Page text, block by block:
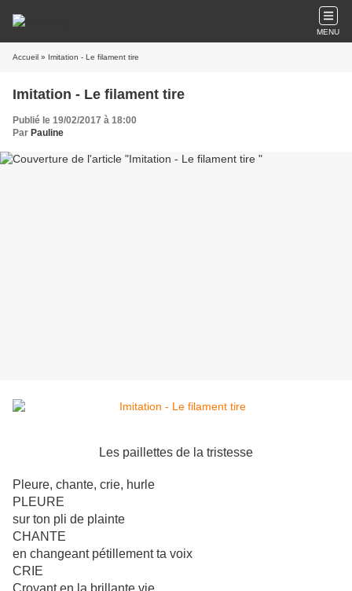
MENU
Accueil » Imitation - Le filament tire
Imitation - Le filament tire
Publié le 19/02/2017 à 18:00
Par Pauline
Les paillettes de la tristesse
Pleure, chante, crie, hurle
PLEURE
sur ton pli de plainte
CHANTE
en changeant pétillement ta voix
CRIE